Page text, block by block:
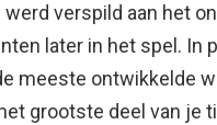
verspild aan het
later in het spel. In
meeste ontwikkelde
grootste deel van je